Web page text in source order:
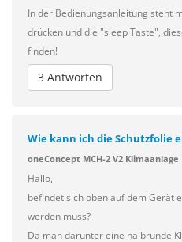
In der Bedienungsanleitung steht
drücken und die "sleep Taste",
finden!
3 Antworten
Wie kann ich die Schutzfolie
oneConcept MCH-2 V2 Klimaanlage
Hallo,
befindet sich oben auf dem Gerät
werden muss?
Da man darunter eine halbrunde